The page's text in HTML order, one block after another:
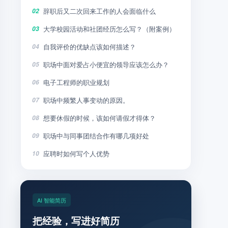
02 辞职后又二次回来工作的人会面临什么
03 大学校园活动和社团经历怎么写？（附案例）
04 自我评价的优缺点该如何描述？
05 职场中面对爱占小便宜的领导应该怎么办？
06 电子工程师的职业规划
07 职场中频繁人事变动的原因。
08 想要休假的时候，该如何请假才得体？
09 职场中与同事团结合作有哪几项好处
10 应聘时如何写个人优势
AI 智能简历
把经验，写进好简历